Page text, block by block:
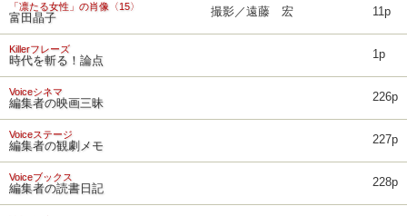
「凛たる女性」の肖像〈15〉
富田晶子 撮影／遠藤 宏 11p
Killerフレーズ
時代を斬る！論点 1p
Voiceシネマ
編集者の映画三昧 226p
Voiceステージ
編集者の観劇メモ 227p
Voiceブックス
編集者の読書日記 228p